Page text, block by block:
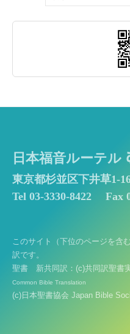
日本福音ルーテル
東京都杉並区下井草1-
Tel 03-3330-8422
Fax
このサイト（下位のページを含
訳です。
聖書 新共同訳：(c)共同訳聖書
Common Bible Translation
(c)日本聖書協会 Japan Bible